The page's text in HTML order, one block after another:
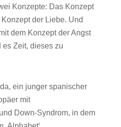
Konzepte: Das Konzept
der Liebe. Und
dem Konzept der Angst
Zeit, dieses zu
ein junger spanischer
mit
Down-Syndrom, in dem